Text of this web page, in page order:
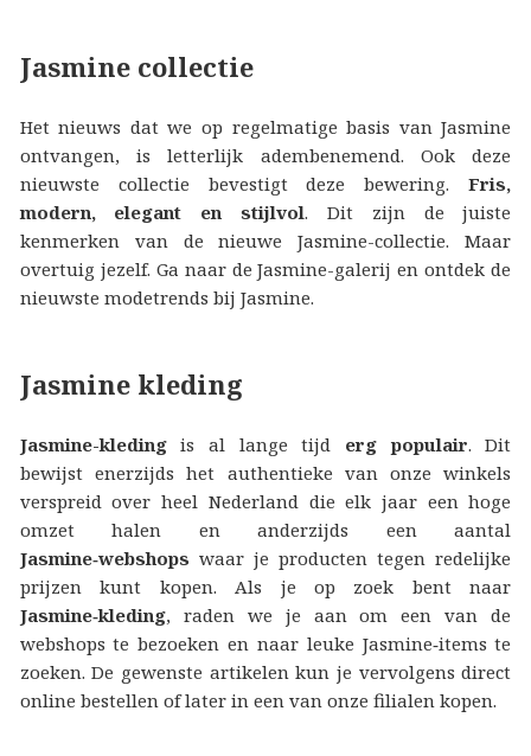
Jasmine collectie
Het nieuws dat we op regelmatige basis van Jasmine
ontvangen, is letterlijk adembenemend. Ook deze
nieuwste collectie bevestigt deze bewering.Fris,
modern, elegant en stijlvol. Dit zijn de juiste
kenmerken van de nieuwe Jasmine-collectie. Maar
overtuig jezelf. Ga naar de Jasmine-galerij en ontdek de
nieuwste modetrends bij Jasmine.
Jasmine kleding
Jasmine-kledingis al lange tijd erg populair. Dit
bewijst enerzijds het authentieke van onze winkels
verspreid over heel Nederland die elk jaar een hoge
omzet halen en anderzijds een aantal
Jasmine‑webshops waar je producten tegen redelijke
prijzen kunt kopen. Als je op zoek bent naar
Jasmine‑kleding, raden we je aan om een van de
webshops te bezoeken en naar leuke Jasmine‑items te
zoeken. De gewenste artikelen kun je vervolgens direct
online bestellen of later in een van onze filialen kopen.